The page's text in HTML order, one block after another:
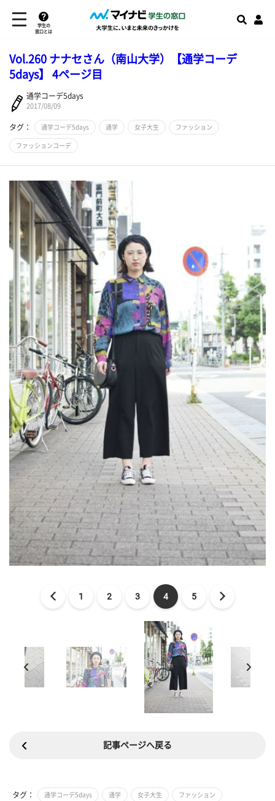
学生の
窓口とは
Vol.260 ナナセさん（南山大学）【通学コーデ
5days】 4ページ目
通学コーデ5days
2017/08/09
タグ： 通学コーデ5days 通学 女子大生 ファッション
ファッションコーデ
1 2 3 4 5
記事ページへ戻る
タグ： 通学コーデ5days 通学 女子大生 ファッション